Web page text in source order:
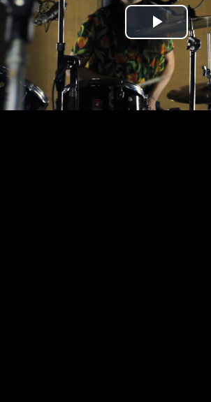
Play
Video